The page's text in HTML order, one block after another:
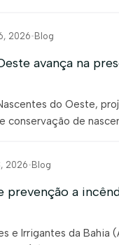
2026• Blog
avança na
do Oeste,
conservação de
2026• Blog
a
e Irrigantes da